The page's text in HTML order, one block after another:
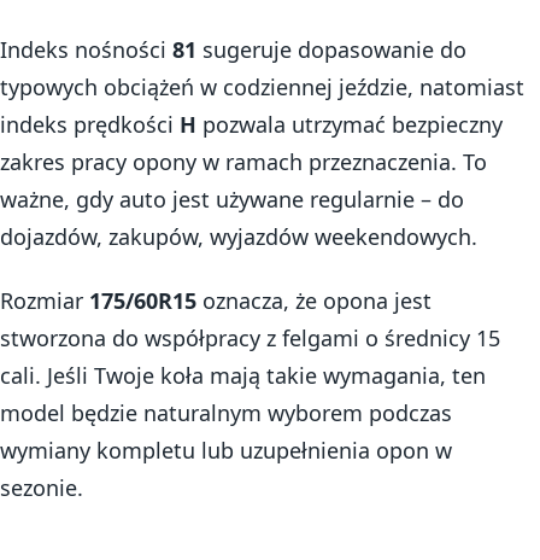
Indeks nośności 81 sugeruje dopasowanie do
typowych obciążeń w codziennej jeździe, natomiast
indeks prędkości H pozwala utrzymać bezpieczny
zakres pracy opony w ramach przeznaczenia. To
ważne, gdy auto jest używane regularnie – do
dojazdów, zakupów, wyjazdów weekendowych.
Rozmiar 175/60R15 oznacza, że opona jest
stworzona do współpracy z felgami o średnicy 15
cali. Jeśli Twoje koła mają takie wymagania, ten
model będzie naturalnym wyborem podczas
wymiany kompletu lub uzupełnienia opon w
sezonie.